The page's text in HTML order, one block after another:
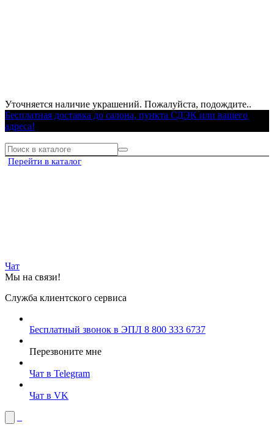
Уточняется наличие украшений. Пожалуйста, подождите..
Бесплатная доставка до салона, пункта СДЭК или вашего
адреса!
Перейти в каталог
Чат
Мы на связи!
Служба клиентского сервиса
Бесплатный звонок в ЭПЛ 8 800 333 6737
Перезвоните мне
Чат в Telegram
Чат в VK